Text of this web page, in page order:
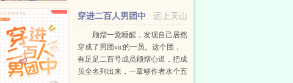
远上天山
穿进二百人男团中
顾熠一觉睡醒，发现自己居然
穿成了男团vic的一员。这个团，
有足足二百号成员顾熠心道，把成
员全名列出来，一章够作者水个五